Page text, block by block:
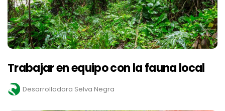
Trabajar en equipo con la fauna local
Desarrolladora Selva Negra